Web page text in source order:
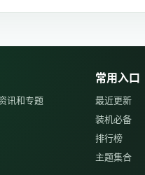
讯和专题
常用入口
最近更新
装机必备
排行榜
主题集合